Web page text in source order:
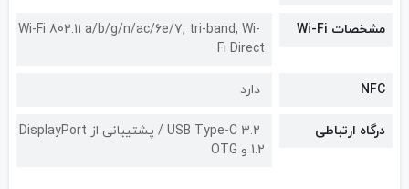
مشخصات Wi-Fi
Wi-Fi 802.11 a/b/g/n/ac/6e/7, tri-band, Wi-
Fi Direct
NFC دارد
درگاه ارتباطی
USB Type-C 3.2 / پشتیبانی از DisplayPort
1.2 و OTG